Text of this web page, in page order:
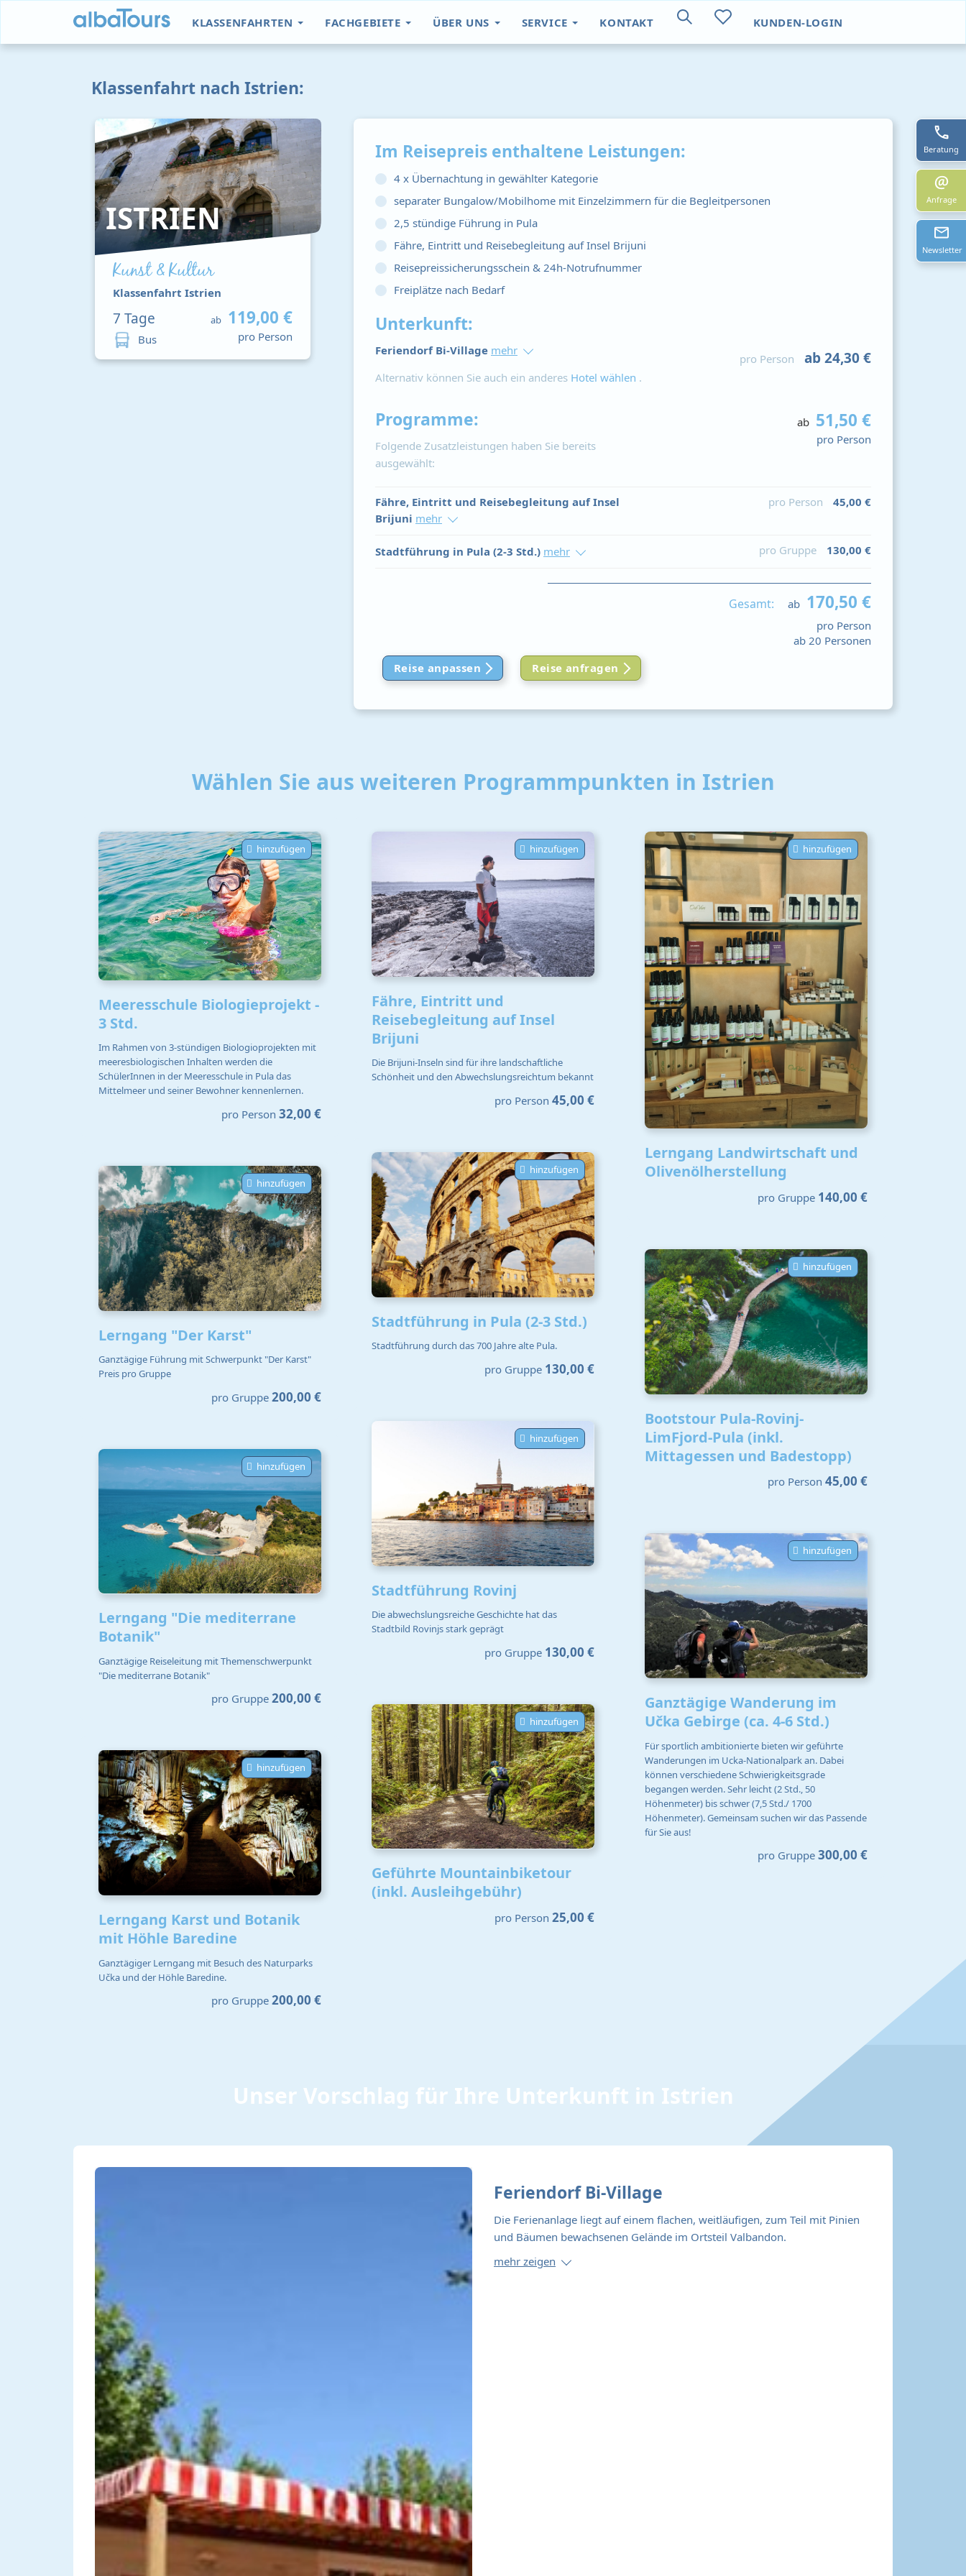
KLASSENFAHRTEN FACHGEBIETE ÜBER UNS SERVICE KONTAKT KUNDEN-LOGIN
Klassenfahrt nach Istrien:
ISTRIEN
Kunst & Kultur
Klassenfahrt Istrien
7 Tage
Bus
ab 119,00 €
pro Person
Im Reisepreis enthaltene Leistungen:
4 x Übernachtung in gewählter Kategorie
separater Bungalow/Mobilhome mit Einzelzimmern für die Begleitpersonen
2,5 stündige Führung in Pula
Fähre, Eintritt und Reisebegleitung auf Insel Brijuni
Reisepreissicherungsschein & 24h-Notrufnummer
Freiplätze nach Bedarf
Unterkunft:
Feriendorf Bi-Village mehr
pro Person ab 24,30 €
Alternativ können Sie auch ein anderes Hotel wählen .
Programme:
Folgende Zusatzleistungen haben Sie bereits
ausgewählt:
ab 51,50 €
pro Person
Fähre, Eintritt und Reisebegleitung auf Insel
Brijuni mehr
pro Person 45,00 €
Stadtführung in Pula (2-3 Std.) mehr pro Gruppe 130,00 €
Gesamt: ab 170,50 €
pro Person
ab 20 Personen
Reise anpassen
Reise anfragen
Wählen Sie aus weiteren Programmpunkten in Istrien
hinzufügen
Meeresschule Biologieprojekt -
3 Std.
Im Rahmen von 3-stündigen Biologioprojekten mit
meeresbiologischen Inhalten werden die
SchülerInnen in der Meeresschule in Pula das
Mittelmeer und seiner Bewohner kennenlernen.
pro Person 32,00 €
hinzufügen
Lerngang "Der Karst"
Ganztägige Führung mit Schwerpunkt "Der Karst"
Preis pro Gruppe
pro Gruppe 200,00 €
hinzufügen
Lerngang "Die mediterrane
Botanik"
Ganztägige Reiseleitung mit Themenschwerpunkt
"Die mediterrane Botanik"
pro Gruppe 200,00 €
hinzufügen
Lerngang Karst und Botanik
mit Höhle Baredine
Ganztägiger Lerngang mit Besuch des Naturparks
Učka und der Höhle Baredine.
pro Gruppe 200,00 €
hinzufügen
Fähre, Eintritt und
Reisebegleitung auf Insel
Brijuni
Die Brijuni-Inseln sind für ihre landschaftliche
Schönheit und den Abwechslungsreichtum bekannt
pro Person 45,00 €
hinzufügen
Stadtführung in Pula (2-3 Std.)
Stadtführung durch das 700 Jahre alte Pula.
pro Gruppe 130,00 €
hinzufügen
Stadtführung Rovinj
Die abwechslungsreiche Geschichte hat das
Stadtbild Rovinjs stark geprägt
pro Gruppe 130,00 €
hinzufügen
Geführte Mountainbiketour
(inkl. Ausleihgebühr)
pro Person 25,00 €
hinzufügen
Lerngang Landwirtschaft und
Olivenölherstellung
pro Gruppe 140,00 €
hinzufügen
Bootstour Pula-Rovinj-
LimFjord-Pula (inkl.
Mittagessen und Badestopp)
pro Person 45,00 €
hinzufügen
Ganztägige Wanderung im
Učka Gebirge (ca. 4-6 Std.)
Für sportlich ambitionierte bieten wir geführte
Wanderungen im Ucka-Nationalpark an. Dabei
können verschiedene Schwierigkeitsgrade
begangen werden. Sehr leicht (2 Std., 50
Höhenmeter) bis schwer (7,5 Std./ 1700
Höhenmeter). Gemeinsam suchen wir das Passende
für Sie aus!
pro Gruppe 300,00 €
Unser Vorschlag für Ihre Unterkunft in Istrien
Feriendorf Bi-Village
Die Ferienanlage liegt auf einem flachen, weitläufigen, zum Teil mit Pinien
und Bäumen bewachsenen Gelände im Ortsteil Valbandon.
mehr zeigen
Beratung
Anfrage
Newsletter